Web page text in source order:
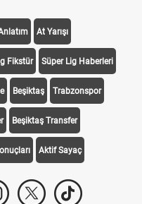
At Yarışı
Fikstür Süper Lig Haberleri
Beşiktaş Trabzonspor
Beşiktaş Transfer
Aktif Sayaç